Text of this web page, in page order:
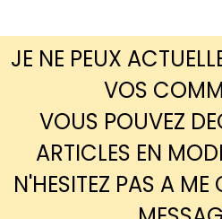
JE NE PEUX
VOS
VOUS POUVEZ
ARTICLES EN
N'HESITEZ PAS A